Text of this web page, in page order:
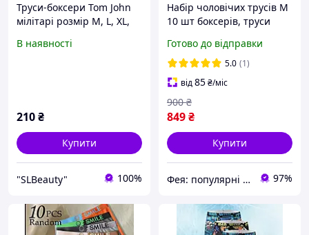
Труси-боксери Tom John
мілітарі розмір M, L, XL,
В наявності
210₴
Купити
"SLBeauty" 100%
Набір чоловічих трусів М
10 шт боксерів, труси
розмір 44-46
Готово до відправки
5.0 (1)
від85₴/міс
849₴
900 ₴
Купити
Фея: популярні товари в інтернеті 97%